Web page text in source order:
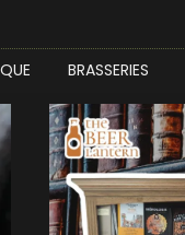
BRASSERIES